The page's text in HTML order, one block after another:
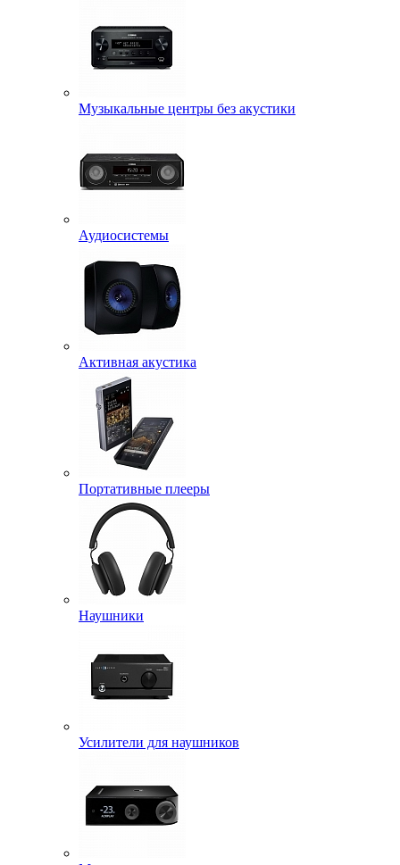
Музыкальные центры без акустики
Аудиосистемы
Активная акустика
Портативные плееры
Наушники
Усилители для наушников